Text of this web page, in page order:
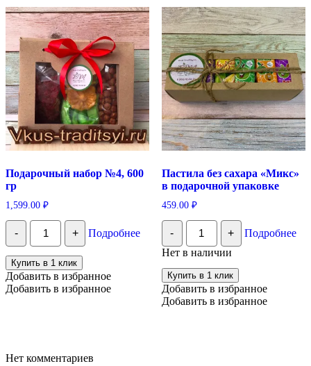
Подарочный набор №4, 600
гр
1,599.00 ₽
-
Количество
Подарочный
набор
№4,
600
гр
+ Подробнее
Купить в 1 клик
Добавить в избранное
Добавить в избранное
Пастила без сахара «Микс»
в подарочной упаковке
459.00 ₽
-
Количество
Пастила
без
сахара
"Микс"
в
подарочной
упаковке
+
Подробнее
Нет в наличии
Купить в 1 клик
Добавить в избранное
Добавить в избранное
Нет комментариев